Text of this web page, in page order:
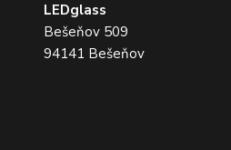
LEDglass
Bešeňov 509
94141 Bešeňov